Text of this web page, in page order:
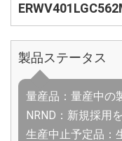
製品ステータス
量産品：量産中の
NRND：新規採用
生産中止予定品：